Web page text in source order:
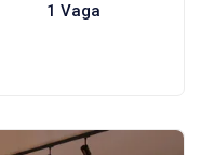
1 Vaga